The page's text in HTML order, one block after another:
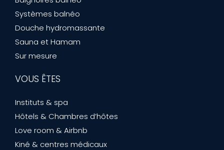
Systèmes balnéo
Douche hydromassante
Sauna et Hamam
Sur mesure
VOUS ÊTES
Instituts & spa
Hôtels & Chambres d’hôtes
Love room & Airbnb
Kiné & centres médicaux